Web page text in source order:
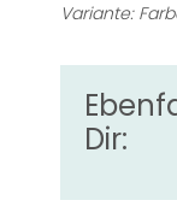
Variante:
Dir: